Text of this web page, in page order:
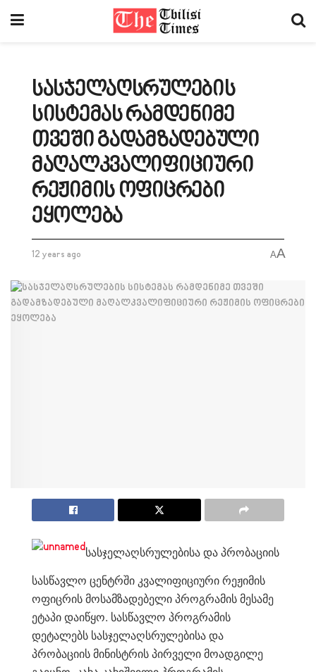
სასჯელაღსრულების
სისტემას რამდენიმე
თვეში გადამზადებული
მაღალკვალიფიციური
რეჟიმის ოფიცრები
ეყოლება
12 years ago AA
სასჯელაღსრულებისა და პრობაციის
სასწავლო ცენტრში კვალიფიციური რეჟიმის
ოფიცრის მოსამზადებელი პროგრამის მესამე
ეტაპი დაიწყო. სასწავლო პროგრამის
დეტალებს სასჯელაღსრულებისა და
პრობაციის მინისტრის პირველი მოადგილე